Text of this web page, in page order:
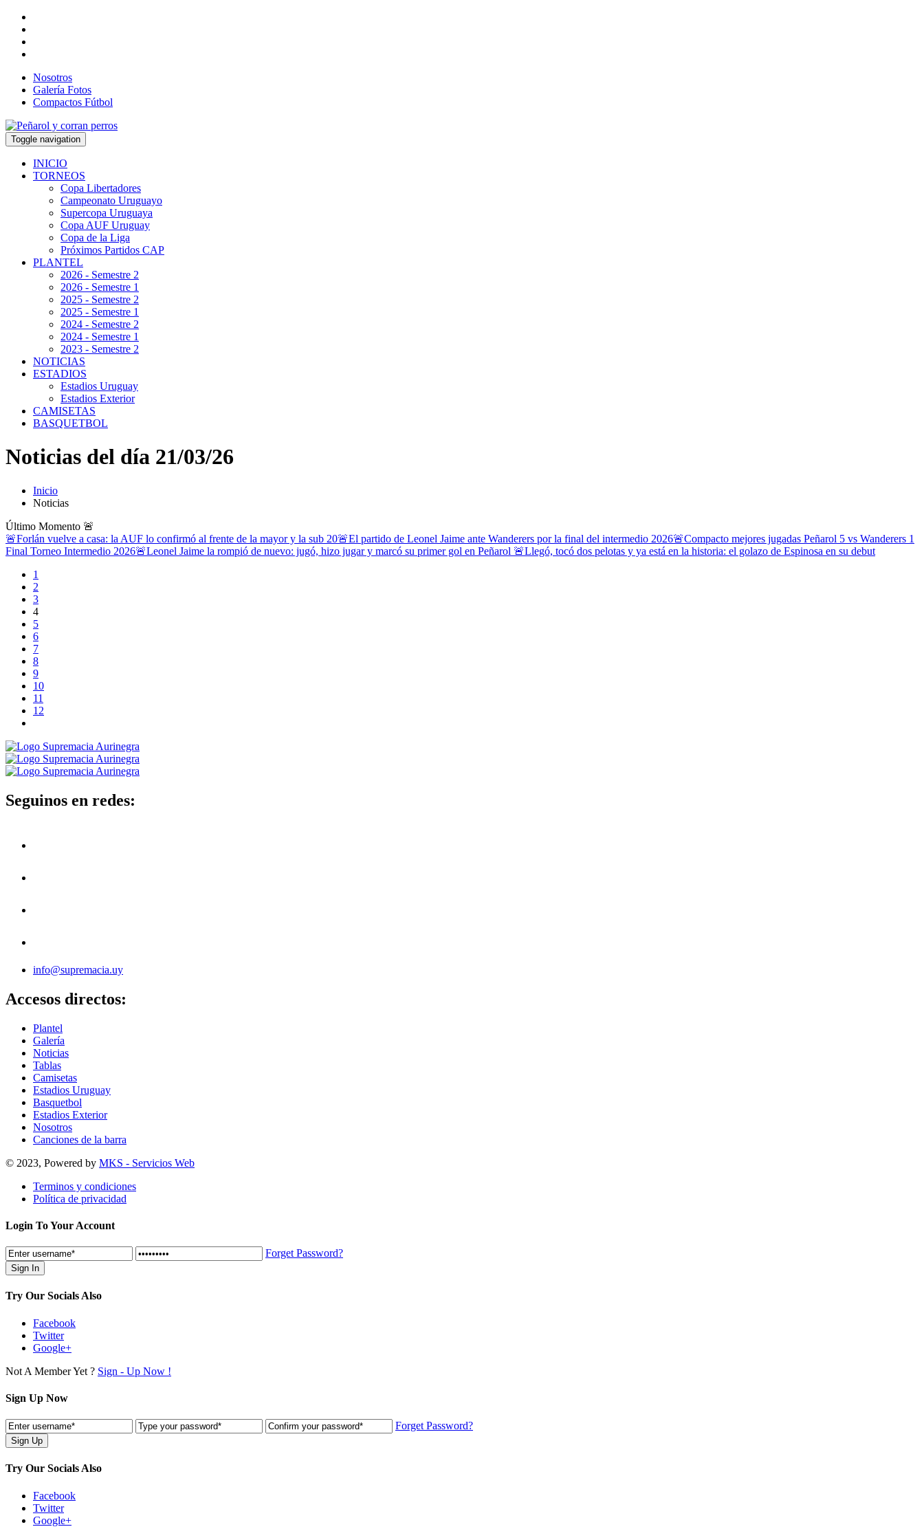
Nosotros
Galería Fotos
Compactos Fútbol
Toggle navigation
INICIO
TORNEOS
Copa Libertadores
Campeonato Uruguayo
Supercopa Uruguaya
Copa AUF Uruguay
Copa de la Liga
Próximos Partidos CAP
PLANTEL
2026 - Semestre 2
2026 - Semestre 1
2025 - Semestre 2
2025 - Semestre 1
2024 - Semestre 2
2024 - Semestre 1
2023 - Semestre 2
NOTICIAS
ESTADIOS
Estadios Uruguay
Estadios Exterior
CAMISETAS
BASQUETBOL
Noticias del día 21/03/26
Inicio
Noticias
Último Momento 🚨
🚨Forlán vuelve a casa: la AUF lo confirmó al frente de la mayor y la sub 20🚨El partido de Leonel Jaime ante Wanderers por la final del intermedio 2026🚨Compacto mejores jugadas Peñarol 5 vs Wanderers 1
Final Torneo Intermedio 2026🚨Leonel Jaime la rompió de nuevo: jugó, hizo jugar y marcó su primer gol en Peñarol 🚨Llegó, tocó dos pelotas y ya está en la historia: el golazo de Espinosa en su debut
1
2
3
4
5
6
7
8
9
10
11
12
Seguinos en redes:
info@supremacia.uy
Accesos directos:
Plantel
Galería
Noticias
Tablas
Camisetas
Estadios Uruguay
Basquetbol
Estadios Exterior
Nosotros
Canciones de la barra
© 2023, Powered by MKS - Servicios Web
Terminos y condiciones
Política de privacidad
Login To Your Account
Forget Password?
Try Our Socials Also
Facebook
Twitter
Google+
Not A Member Yet ? Sign - Up Now !
Sign Up Now
Forget Password?
Try Our Socials Also
Facebook
Twitter
Google+